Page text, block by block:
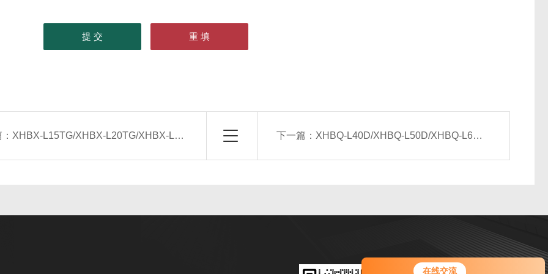
在线交流
您好！欢迎前来咨询，很高兴为您
XHBX-L15TG/XHBX-L20TG/XHBX-L25TG/XHBX-L30TG立式新风换气机 下一篇： XHBQ-L40D/XHBQ-L50D/XHBQ-L60D立式新风换气机